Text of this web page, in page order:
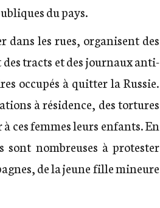
du pays.
dans les rues, organisent des
tracts et des journaux anti-
occupés à quitter la Russie.
à résidence, des tortures
ces femmes leurs enfants. En
nombreuses à protester
de la jeune fille mineure